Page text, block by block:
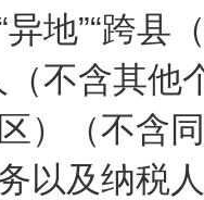
地”“跨县
不含其他
）（不含
以及纳税